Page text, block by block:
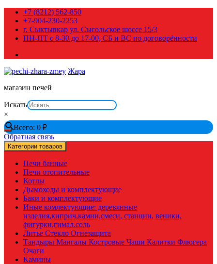
Перейти
содержимому
+7 (8212) 562-850
+7-904-230-2253
г. Сыктывкар ул. Сысольское шоссе 15/3
ПН-ПТ с 8-30 до 17-00, СБ и ВС по договорённости
Жара
магазин печей
Искать
×
Всего: 0 ₽
Обратная связь
Категории товаров
Печи банные
Печи отопительные
Котлы
Дымоходы и комплектующие
Баки и комплектующие
Иные комлектующие: деревянные
изделия,киприч,камни,смеси, станции, веники,
фигурки,гимал.соль
Литье Стекло Огнезащита
Тандыры Мангалы Костровые Чаши Калитки Флюгера
Очаги
Камины